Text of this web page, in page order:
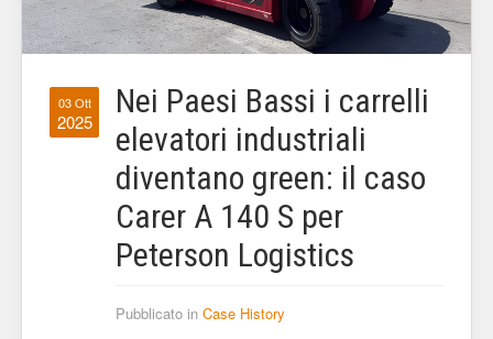
03 Ott
2025
Nei Paesi Bassi i carrelli
elevatori industriali
diventano green: il caso
Carer A 140 S per
Peterson Logistics
Pubblicato in Case History